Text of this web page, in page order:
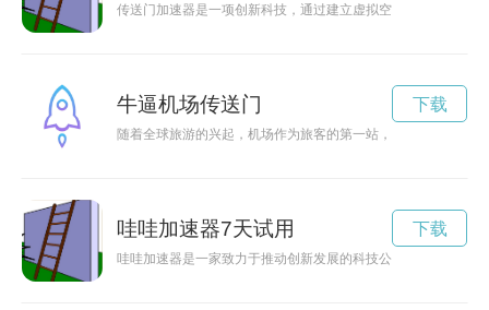
传送门加速器是一项创新科技，通过建立虚拟空间传送门，使
牛逼机场传送门
随着全球旅游的兴起，机场作为旅客的第一站，也越来越受到
下载
哇哇加速器7天试用
哇哇加速器是一家致力于推动创新发展的科技公司，通过提供
下载